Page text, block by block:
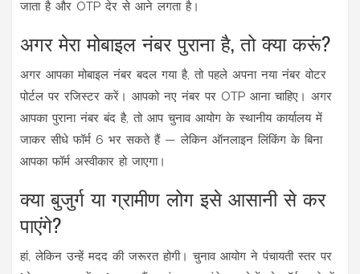
जाता है और OTP देर से आने लगता है।
अगर मेरा मोबाइल नंबर पुराना है, तो क्या करूं?
अगर आपका मोबाइल नंबर बदल गया है, तो पहले अपना नया नंबर वोटर
पोर्टल पर रजिस्टर करें। आपको नए नंबर पर OTP आना चाहिए। अगर
आपका पुराना नंबर बंद है, तो आप चुनाव आयोग के स्थानीय कार्यालय में
जाकर सीधे फॉर्म 6 भर सकते हैं — लेकिन ऑनलाइन लिंकिंग के बिना
आपका फॉर्म अस्वीकार हो जाएगा।
क्या बुजुर्ग या ग्रामीण लोग इसे आसानी से कर
पाएंगे?
हां, लेकिन उन्हें मदद की जरूरत होगी। चुनाव आयोग ने पंचायती स्तर पर